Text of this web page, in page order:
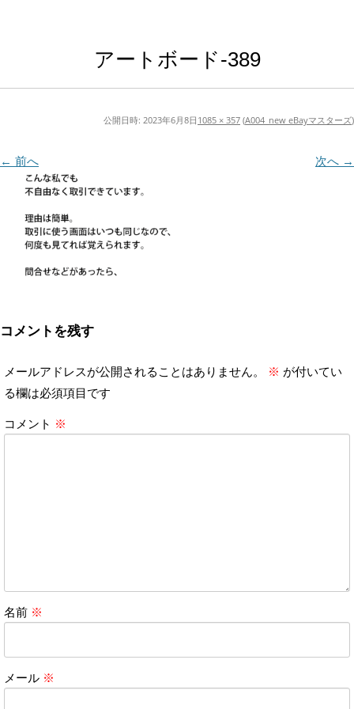
アートボード-389
公開日時: 2023年6月8日 1085 × 357 (A004_new eBayマスターズ)
← 前へ 次へ →
コメントを残す
メールアドレスが公開されることはありません。 ※ が付いてい
る欄は必須項目です
コメント ※
名前 ※
メール ※